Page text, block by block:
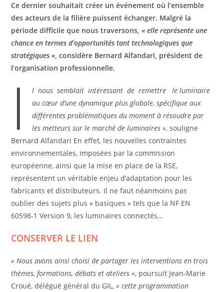
Ce dernier souhaitait créer un événement où l’ensemble
des acteurs de la filière puissent échanger. Malgré la
période difficile que nous traversons,« elle représente une
chance en termes d’opportunités tant technologiques que
stratégiques », considère Bernard Alfandari, président de
l’organisation professionnelle.
I l nous semblait intéressant de remettre
le luminaire
au cœur d’une dynamique plus globale, spécifique aux
différentes problématiques du moment à résoudre par
les metteurs sur le marché de luminaires », souligne
Bernard Alfandari En effet, les nouvelles contraintes
environnementales, imposées par la commission
européenne, ainsi que la mise en place de la RSE,
représentent un véritable enjeu d’adaptation pour les
fabricants et distributeurs. Il ne faut néanmoins pas
oublier des sujets plus « basiques » tels que la NF EN
60598-1 Version 9, les luminaires connectés…
CONSERVER LE LIEN
« Nous avons ainsi choisi de partager les interventions en trois
thèmes, formations, débats et ateliers », poursuit Jean-Marie
Croué, délégué général du GIL,« cette programmation